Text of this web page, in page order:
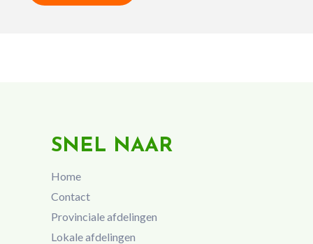
SNEL NAAR
Home
Contact
Provinciale afdelingen
Lokale afdelingen